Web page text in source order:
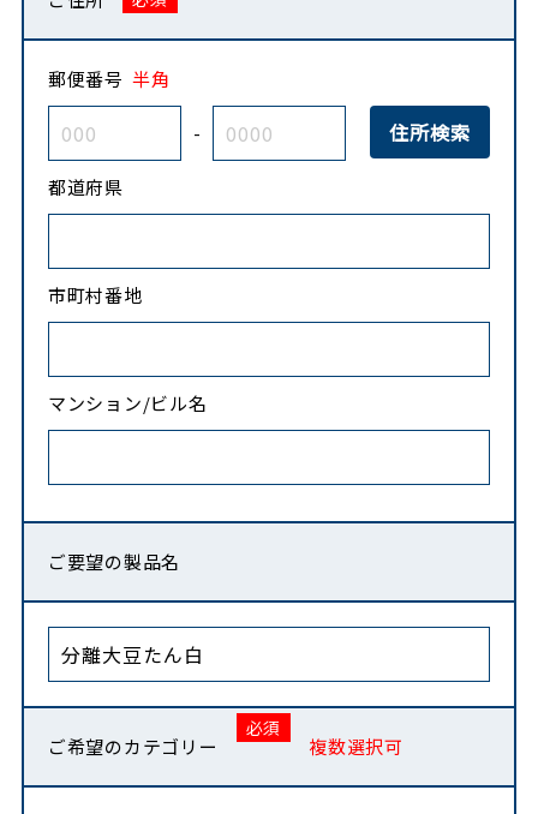
郵便番号 半角
-
都道府県
市町村番地
マンション/ビル名
ご要望の製品名
ご希望のカテゴリー 複数選択可